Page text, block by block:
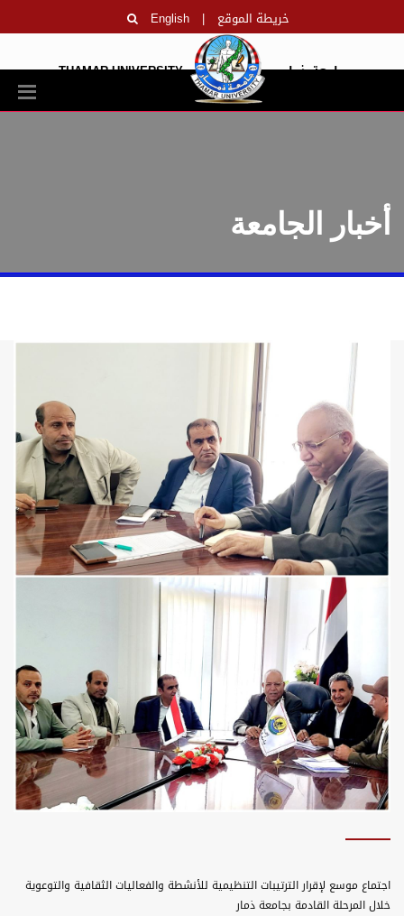
خريطة الموقع |
English
جامعة ذمار THAMAR UNIVERSITY
أخبار الجامعة
اجتماع موسع لإقرار الترتيبات التنظيمية للأنشطة والفعاليات الثقافية والتوعوية
خلال المرحلة القادمة بجامعة ذمار